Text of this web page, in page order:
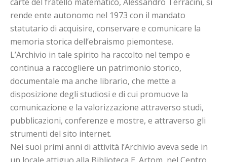
rende ente autonomo nel 1973 con il mandato
statutario di acquisire, conservare e comunicare la
memoria storica dell’ebraismo piemontese.
L’Archivio in tale spirito ha raccolto nel tempo e
continua a raccogliere un patrimonio storico,
documentale ma anche librario, che mette a
disposizione degli studiosi e di cui promuove la
comunicazione e la valorizzazione attraverso studi,
pubblicazioni, conferenze e mostre, e attraverso gli
strumenti del sito internet.
Nei suoi primi anni di attività l’Archivio aveva sede in
un locale attiguo alla Biblioteca E. Artom, nel Centro